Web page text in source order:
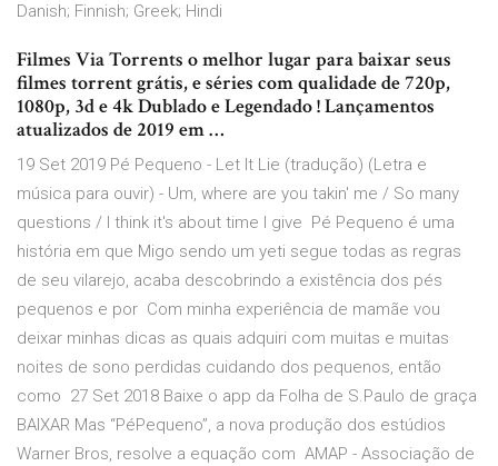
Danish; Finnish; Greek; Hindi
Filmes Via Torrents o melhor lugar para baixar seus
filmes torrent grátis, e séries com qualidade de 720p,
1080p, 3d e 4k Dublado e Legendado ! Lançamentos
atualizados de 2019 em …
19 Set 2019 Pé Pequeno - Let It Lie (tradução) (Letra e
música para ouvir) - Um, where are you takin' me / So many
questions / I think it's about time I give Pé Pequeno é uma
história em que Migo sendo um yeti segue todas as regras
de seu vilarejo, acaba descobrindo a existência dos pés
pequenos e por Com minha experiência de mamãe vou
deixar minhas dicas as quais adquiri com muitas e muitas
noites de sono perdidas cuidando dos pequenos, então
como 27 Set 2018 Baixe o app da Folha de S.Paulo de graça
BAIXAR Mas “PéPequeno”, a nova produção dos estúdios
Warner Bros, resolve a equação com AMAP - Associação de